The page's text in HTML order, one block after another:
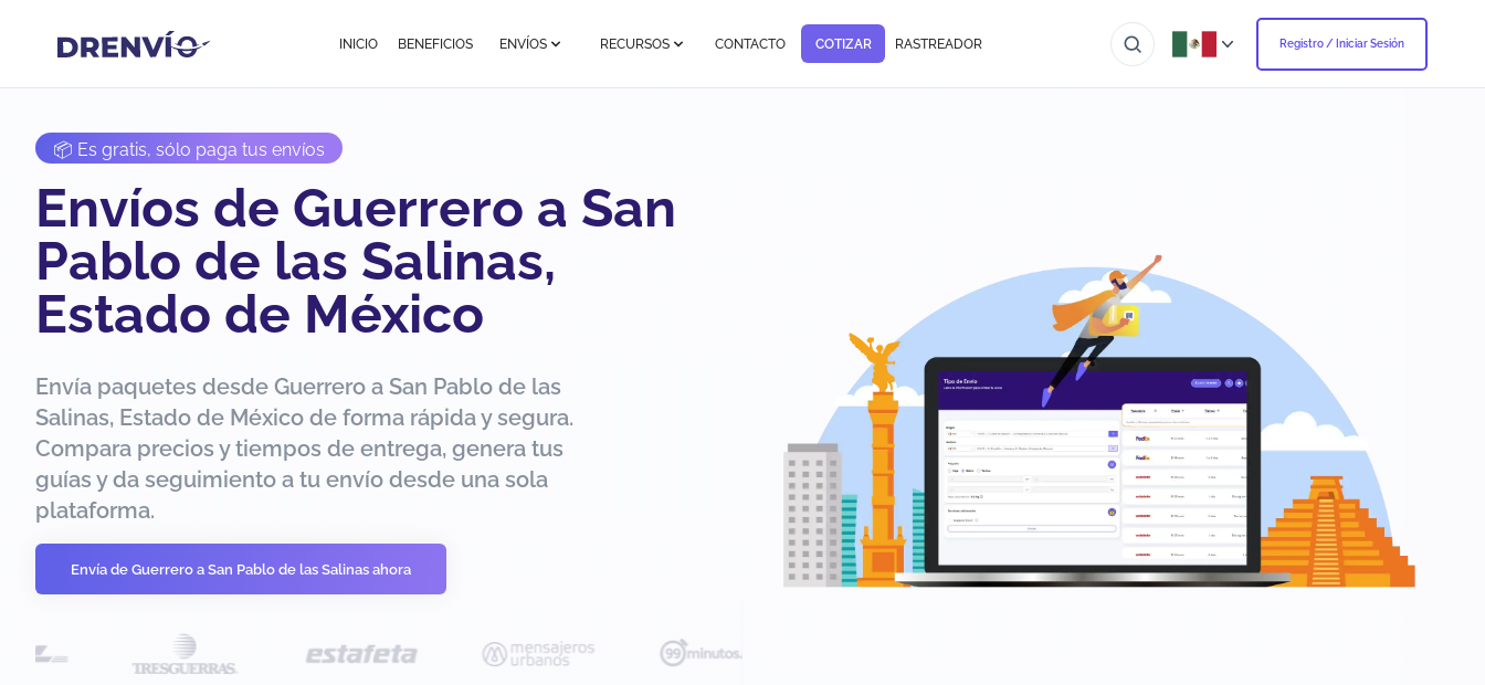
INICIO BENEFICIOS ENVÍOS RECURSOS CONTACTO COTIZAR RASTREADOR Registro / Iniciar Sesión
📦 Es gratis, sólo paga tus envíos
Envíos de Guerrero a San
Pablo de las Salinas,
Estado de México
Envía paquetes desde Guerrero a San Pablo de las
Salinas, Estado de México de forma rápida y segura.
Compara precios y tiempos de entrega, genera tus
guías y da seguimiento a tu envío desde una sola
plataforma.
Envía de Guerrero a San Pablo de las Salinas ahora